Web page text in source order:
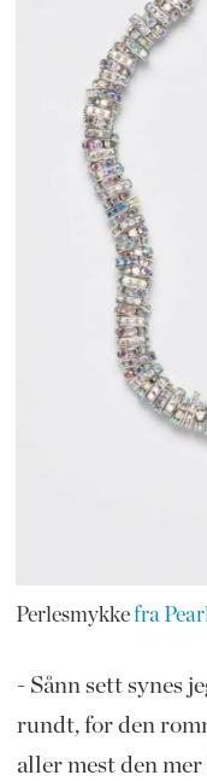
Perlesmykkefra
- Sånn sett synes
rundt, for den
aller mest den